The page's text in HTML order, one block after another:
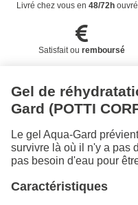
Livré chez vous en 48/72h
Satisfait ou remboursé
Gel de
Gard (POTTI
Le gel Aqua-Gard
survivre là où il n'y a pas
pas besoin d'eau pour
Caractéristiques